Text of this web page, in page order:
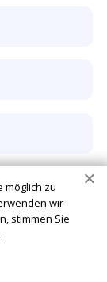
möglich zu
wir
stimmen Sie